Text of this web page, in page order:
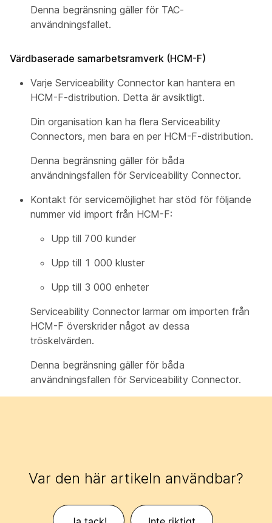
Denna begränsning gäller för TAC-
användningsfallet.
Värdbaserade samarbetsramverk (HCM-F)
Varje Serviceability Connector kan hantera en
HCM-F-distribution. Detta är avsiktligt.
Din organisation kan ha flera Serviceability
Connectors, men bara en per HCM-F-distribution.
Denna begränsning gäller för båda
användningsfallen för Serviceability Connector.
Kontakt för servicemöjlighet har stöd för följande
nummer vid import från HCM-F:
Upp till 700 kunder
Upp till 1 000 kluster
Upp till 3 000 enheter
Serviceability Connector larmar om importen från
HCM-F överskrider något av dessa
tröskelvärden.
Denna begränsning gäller för båda
användningsfallen för Serviceability Connector.
Var den här artikeln användbar?